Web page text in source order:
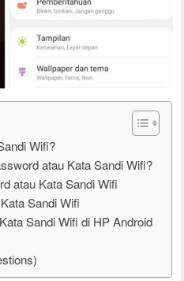
Wifi?
atau Kata Sandi Wifi?
atau Kata Sandi Wifi
Sandi Wifi
Sandi Wifi di HP Android